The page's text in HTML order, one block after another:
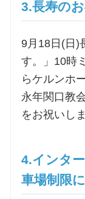
交通・アク
3.長寿の
9月18日(日)
す。」10時
らケルンホ
永年関口教
をお祝いし
4.インタ
車場制限